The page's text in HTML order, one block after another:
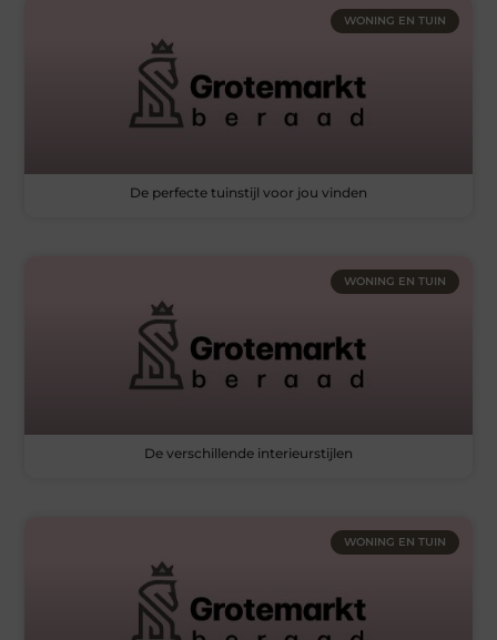
WONING EN TUIN
De perfecte tuinstijl voor jou vinden
WONING EN TUIN
De verschillende interieurstijlen
WONING EN TUIN